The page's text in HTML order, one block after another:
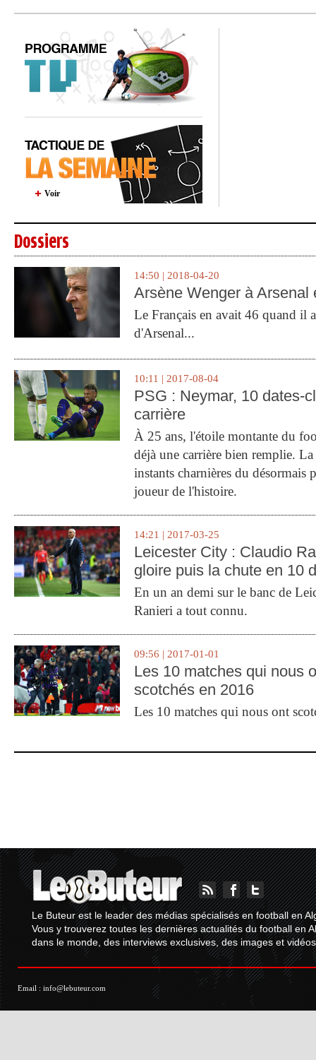
Voir
Dossiers
14:50 | 2018-04-20
Arsène Wenger à Arsenal
Le Français en avait 46 quand il
d'Arsenal...
10:11 | 2017-08-04
PSG : Neymar, 10 dates-
carrière
À 25 ans, l'étoile montante du
déjà une carrière bien remplie.
instants charnières du désormais
joueur de l'histoire.
14:21 | 2017-03-25
Leicester City : Claudio
gloire puis la chute en 10
En un an demi sur le banc de
Ranieri a tout connu.
09:56 | 2017-01-01
Les 10 matches qui nous
scotchés en 2016
Les 10 matches qui nous ont
Le Buteur est le leader des médias spécialisés en football en
Vous y trouverez toutes les dernières actualités du football en
dans le monde, des interviews exclusives, des images et
Email : info@lebuteur.com